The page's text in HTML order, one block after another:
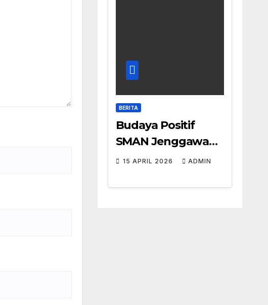
BERITA
Budaya Positif
SMAN Jenggawah:
Aksi Nyata Karakter
15 APRIL 2026 ADMIN